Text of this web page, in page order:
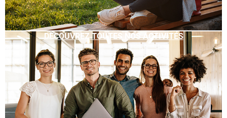
DÉCOUVREZ TOUTES NOS ACTIVITÉS